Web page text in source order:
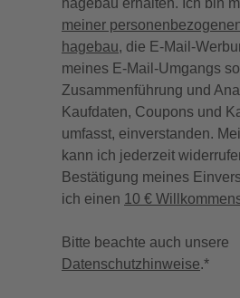
hagebau erhalten. Ich bin
meiner
hagebau, die E-Mail-
meines E-Mail-Umgangs
Zusammenführung und
Kaufdaten, Coupons und
umfasst, einverstanden.
kann ich jederzeit
Bestätigung meines
ich einen 10 €
Bitte beachte auch unsere
Datenschutzhinweise.